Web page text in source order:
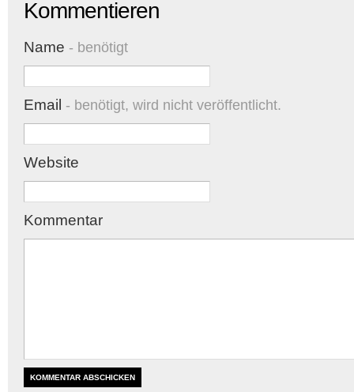
Kommentieren
Name - benötigt
Email - benötigt, wird nicht veröffentlicht.
Website
Kommentar